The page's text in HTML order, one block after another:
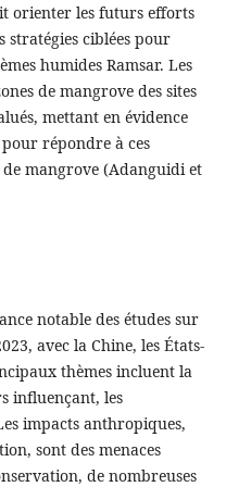
orienter les futurs efforts
stratégies ciblées pour
humides Ramsar. Les
de mangrove des sites
mettant en évidence
répondre à ces
de mangrove (Adanguidi et
notable des études sur
avec la Chine, les États-
thèmes incluent la
influençant, les
impacts anthropiques,
sont des menaces
de nombreuses